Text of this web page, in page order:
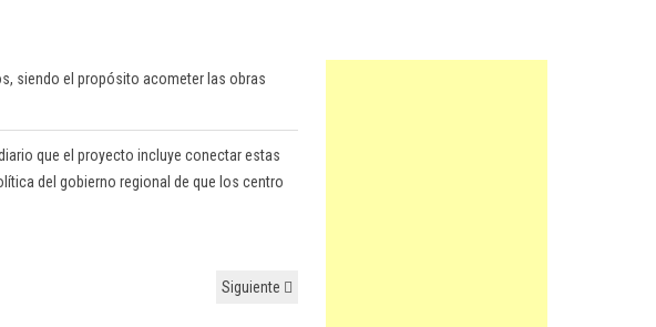
siendo el propósito acometer las obras
que el proyecto incluye conectar estas
del gobierno regional de que los centro
Siguiente